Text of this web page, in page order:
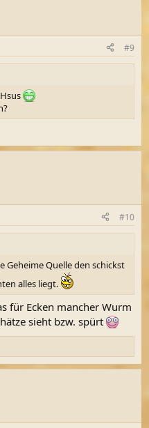
#9
#10
Geheime Quelle den schickst
alles liegt.
für Ecken mancher Wurm
sieht bzw. spürt